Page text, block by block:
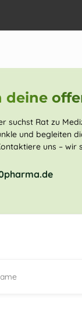
deine
suchst Rat zu
und begleiten
uns – wir